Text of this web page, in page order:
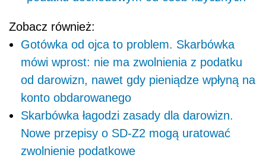
Zobacz również:
Gotówka od ojca to problem. Skarbówka
mówi wprost: nie ma zwolnienia z podatku
od darowizn, nawet gdy pieniądze wpłyną na
konto obdarowanego
Skarbówka łagodzi zasady dla darowizn.
Nowe przepisy o SD-Z2 mogą uratować
zwolnienie podatkowe